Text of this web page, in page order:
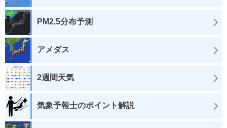
PM2.5分布予測
アメダス
2週間天気
気象予報士のポイント解説